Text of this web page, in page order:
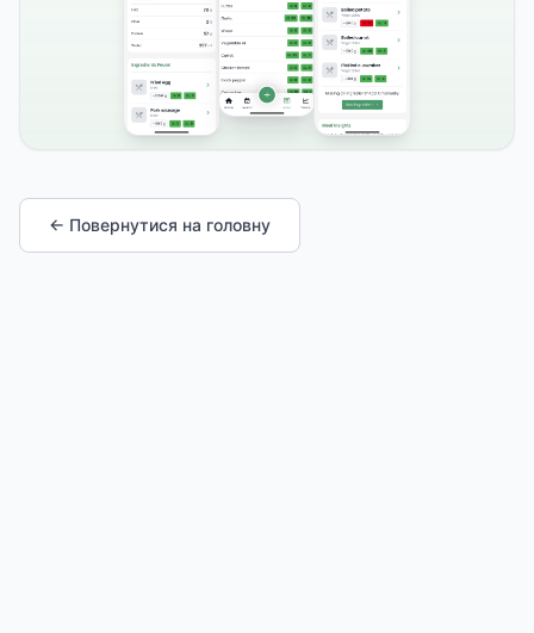
← Повернутися на головну